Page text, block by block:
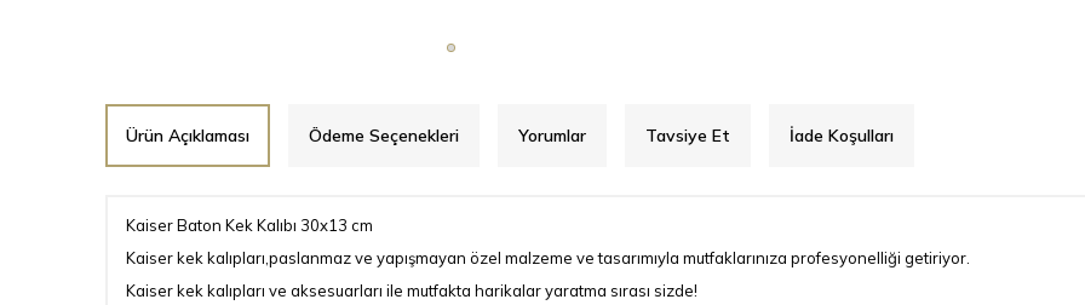
Ürün Açıklaması Ödeme Seçenekleri Yorumlar Tavsiye Et İade Koşulları
Kaiser Baton Kek Kalıbı 30x13 cm
Kaiser kek kalıpları,paslanmaz ve yapışmayan özel malzeme ve tasarımıyla mutfaklarınıza profesyonelliği getiriyor.
Kaiser kek kalıpları ve aksesuarları ile mutfakta harikalar yaratma sırası sizde!